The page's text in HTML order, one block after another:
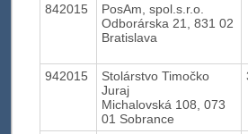
842015
PosAm, spol.s.r.o.
Odborárska 21, 831 02
Bratislava
942015
Stolárstvo Timočko
Juraj
Michalovská 108, 073
01 Sobrance